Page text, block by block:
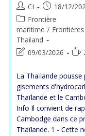
Février
Post
author:
CI
Post
published:
18/12/
Post
category:
Frontière
maritime / Frontières
Thailand
Post
modified:
09/03/2026
La Thaïlande
gisements
Thaïlande et le
Info Il convient de
Cambodge dans ce
Thaïlande. 1 - Cette